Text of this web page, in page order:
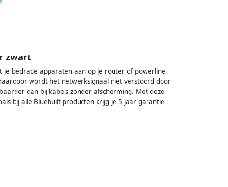
zwart
je bedrade apparaten aan op je router of powerline
wordt het netwerksignaal niet verstoord door
dan bij kabels zonder afscherming. Met deze
bij alle Bluebuilt producten krijg je 5 jaar garantie